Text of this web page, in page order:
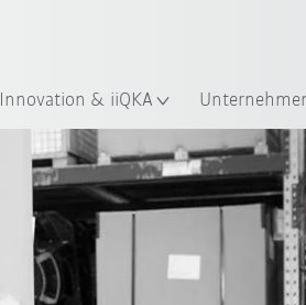
Innovation & iiQKA